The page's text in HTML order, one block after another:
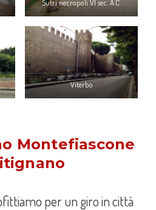
Sutri necropoli VI sec. A.C.
Viterbo
Montefiascone
per un giro in città